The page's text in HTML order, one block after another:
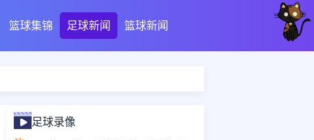
篮球集锦 足球新闻 篮球新闻
足球录像